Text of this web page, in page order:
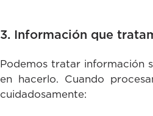
3. Información que
Podemos tratar información
en hacerlo. Cuando
cuidadosamente: